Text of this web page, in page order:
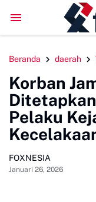
DPRD Sinjai Temui
Beranda daerah
Korban
Pelaku
FOXNESIA
Januari 26, 2026